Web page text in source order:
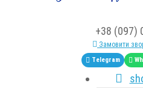
+38 (097)
Замовити
Telegram